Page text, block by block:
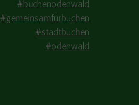
#buchenodenwald
#gemeinsamfürbuchen
#stadtbuchen
#odenwald